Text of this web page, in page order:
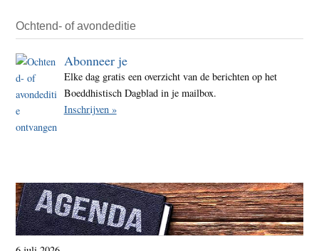
Ochtend- of avondeditie
Abonneer je
Elke dag gratis een overzicht van de berichten op het
Boeddhistisch Dagblad in je mailbox.
Inschrijven »